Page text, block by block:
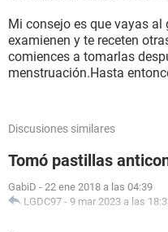
Mi consejo es que vayas
examienen y te receten
comiences a tomarlas
menstruación.Hasta
Discusiones similares
Tomó pastillas
GabiD - 22 ene 2018 a las 04:39
LGDC97 - 9 mar 2023 a las